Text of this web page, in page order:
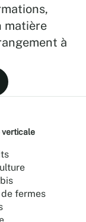
matière
à
verticale
fermes